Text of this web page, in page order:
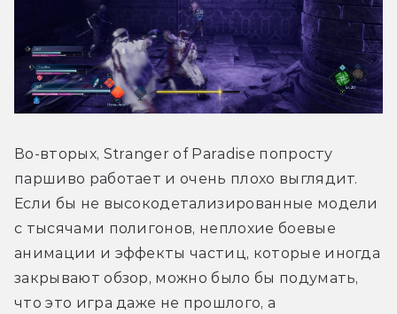
Во-вторых, Stranger of Paradise попросту
паршиво работает и очень плохо выглядит.
Если бы не высокодетализированные модели
с тысячами полигонов, неплохие боевые
анимации и эффекты частиц, которые иногда
закрывают обзор, можно было бы подумать,
что это игра даже не прошлого, а